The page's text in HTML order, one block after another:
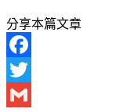
分享本篇文章
Facebook
Twitter